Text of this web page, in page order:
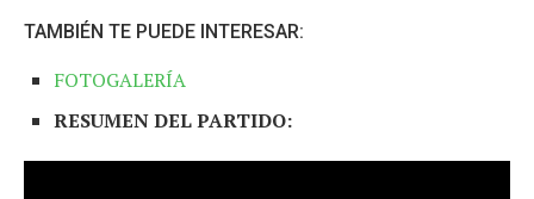
TAMBIÉN TE PUEDE INTERESAR:
FOTOGALERÍA
RESUMEN DEL PARTIDO: